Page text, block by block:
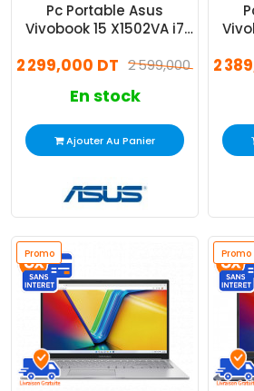
Pc Portable Asus
Vivobook 15 X1502VA i7
2 599,000 DT
2 299,000 DT
En stock
Ajouter Au Panier
2
Promo Promo